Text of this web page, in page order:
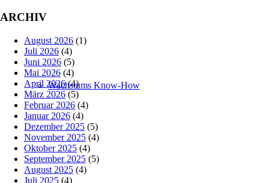
Wachstums Know-How
ARCHIV
August 2026 (1)
Juli 2026 (4)
Juni 2026 (5)
Mai 2026 (4)
April 2026(4)
März 2026 (5)
Februar 2026 (4)
Januar 2026 (4)
Dezember 2025 (5)
November 2025 (4)
Oktober 2025 (4)
September 2025 (5)
August 2025 (4)
Juli 2025 (4)